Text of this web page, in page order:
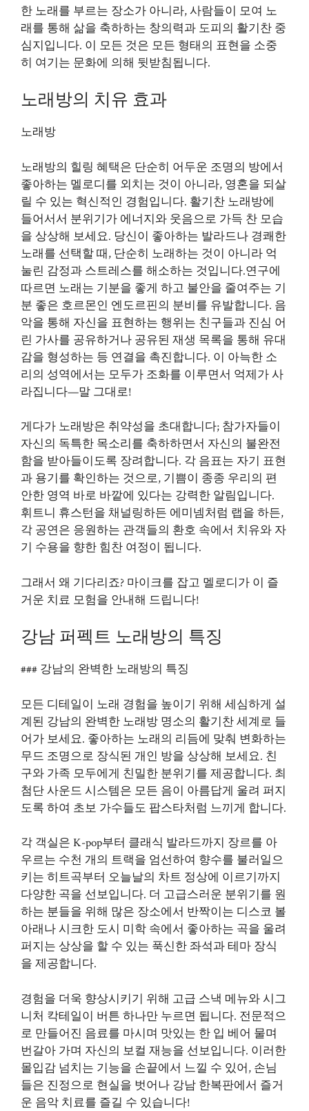
한 노래를 부르는 장소가 아니라, 사람들이 모여 노
래를 통해 삶을 축하하는 창의력과 도피의 활기찬 중
심지입니다. 이 모든 것은 모든 형태의 표현을 소중
히 여기는 문화에 의해 뒷받침됩니다.
노래방의 치유 효과
노래방
노래방의 힐링 혜택은 단순히 어두운 조명의 방에서
좋아하는 멜로디를 외치는 것이 아니라, 영혼을 되살
릴 수 있는 혁신적인 경험입니다. 활기찬 노래방에
들어서서 분위기가 에너지와 웃음으로 가득 찬 모습
을 상상해 보세요. 당신이 좋아하는 발라드나 경쾌한
노래를 선택할 때, 단순히 노래하는 것이 아니라 억
눌린 감정과 스트레스를 해소하는 것입니다.연구에
따르면 노래는 기분을 좋게 하고 불안을 줄여주는 기
분 좋은 호르몬인 엔도르핀의 분비를 유발합니다. 음
악을 통해 자신을 표현하는 행위는 친구들과 진심 어
린 가사를 공유하거나 공유된 재생 목록을 통해 유대
감을 형성하는 등 연결을 촉진합니다. 이 아늑한 소
리의 성역에서는 모두가 조화를 이루면서 억제가 사
라집니다—말 그대로!
게다가 노래방은 취약성을 초대합니다; 참가자들이
자신의 독특한 목소리를 축하하면서 자신의 불완전
함을 받아들이도록 장려합니다. 각 음표는 자기 표현
과 용기를 확인하는 것으로, 기쁨이 종종 우리의 편
안한 영역 바로 바깥에 있다는 강력한 알림입니다.
휘트니 휴스턴을 채널링하든 에미넴처럼 랩을 하든,
각 공연은 응원하는 관객들의 환호 속에서 치유와 자
기 수용을 향한 힘찬 여정이 됩니다.
그래서 왜 기다리죠? 마이크를 잡고 멜로디가 이 즐
거운 치료 모험을 안내해 드립니다!
강남 퍼펙트 노래방의 특징
### 강남의 완벽한 노래방의 특징
모든 디테일이 노래 경험을 높이기 위해 세심하게 설
계된 강남의 완벽한 노래방 명소의 활기찬 세계로 들
어가 보세요. 좋아하는 노래의 리듬에 맞춰 변화하는
무드 조명으로 장식된 개인 방을 상상해 보세요. 친
구와 가족 모두에게 친밀한 분위기를 제공합니다. 최
첨단 사운드 시스템은 모든 음이 아름답게 울려 퍼지
도록 하여 초보 가수들도 팝스타처럼 느끼게 합니다.
각 객실은 K-pop부터 클래식 발라드까지 장르를 아
우르는 수천 개의 트랙을 엄선하여 향수를 불러일으
키는 히트곡부터 오늘날의 차트 정상에 이르기까지
다양한 곡을 선보입니다. 더 고급스러운 분위기를 원
하는 분들을 위해 많은 장소에서 반짝이는 디스코 볼
아래나 시크한 도시 미학 속에서 좋아하는 곡을 울려
퍼지는 상상을 할 수 있는 푹신한 좌석과 테마 장식
을 제공합니다.
경험을 더욱 향상시키기 위해 고급 스낵 메뉴와 시그
니처 칵테일이 버튼 하나만 누르면 됩니다. 전문적으
로 만들어진 음료를 마시며 맛있는 한 입 베어 물며
번갈아 가며 자신의 보컬 재능을 선보입니다. 이러한
몰입감 넘치는 기능을 손끝에서 느낄 수 있어, 손님
들은 진정으로 현실을 벗어나 강남 한복판에서 즐거
운 음악 치료를 즐길 수 있습니다!